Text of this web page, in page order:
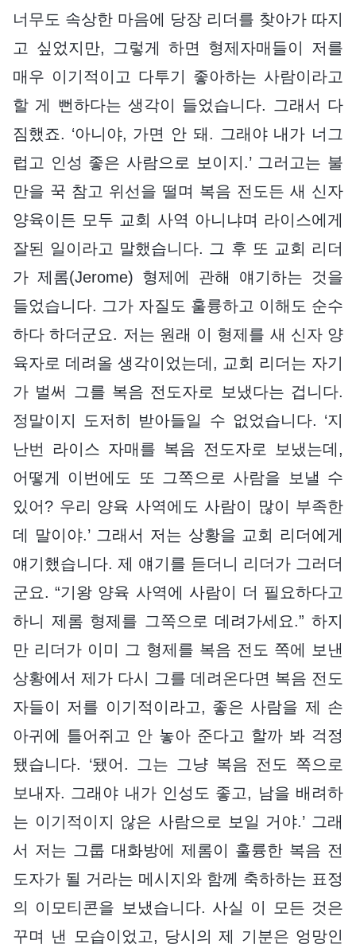
너무도 속상한 마음에 당장 리더를 찾아가 따지
고 싶었지만, 그렇게 하면 형제자매들이 저를
매우 이기적이고 다투기 좋아하는 사람이라고
할 게 뻔하다는 생각이 들었습니다. 그래서 다
짐했죠. ‘아니야, 가면 안 돼. 그래야 내가 너그
럽고 인성 좋은 사람으로 보이지.’ 그러고는 불
만을 꾹 참고 위선을 떨며 복음 전도든 새 신자
양육이든 모두 교회 사역 아니냐며 라이스에게
잘된 일이라고 말했습니다. 그 후 또 교회 리더
가 제롬(Jerome) 형제에 관해 얘기하는 것을
들었습니다. 그가 자질도 훌륭하고 이해도 순수
하다 하더군요. 저는 원래 이 형제를 새 신자 양
육자로 데려올 생각이었는데, 교회 리더는 자기
가 벌써 그를 복음 전도자로 보냈다는 겁니다.
정말이지 도저히 받아들일 수 없었습니다. ‘지
난번 라이스 자매를 복음 전도자로 보냈는데,
어떻게 이번에도 또 그쪽으로 사람을 보낼 수
있어? 우리 양육 사역에도 사람이 많이 부족한
데 말이야.’ 그래서 저는 상황을 교회 리더에게
얘기했습니다. 제 얘기를 듣더니 리더가 그러더
군요. “기왕 양육 사역에 사람이 더 필요하다고
하니 제롬 형제를 그쪽으로 데려가세요.” 하지
만 리더가 이미 그 형제를 복음 전도 쪽에 보낸
상황에서 제가 다시 그를 데려온다면 복음 전도
자들이 저를 이기적이라고, 좋은 사람을 제 손
아귀에 틀어쥐고 안 놓아 준다고 할까 봐 걱정
됐습니다. ‘됐어. 그는 그냥 복음 전도 쪽으로
보내자. 그래야 내가 인성도 좋고, 남을 배려하
는 이기적이지 않은 사람으로 보일 거야.’ 그래
서 저는 그룹 대화방에 제롬이 훌륭한 복음 전
도자가 될 거라는 메시지와 함께 축하하는 표정
의 이모티콘을 보냈습니다. 사실 이 모든 것은
꾸며 낸 모습이었고, 당시의 제 기분은 엉망인